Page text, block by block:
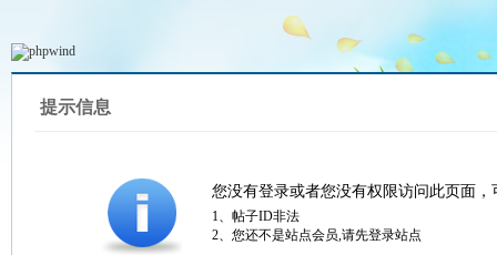
提示信息
您没有登录或者您没有权限访问此页面
1、帖子ID非法
2、您还不是站点会员,请先登录站点